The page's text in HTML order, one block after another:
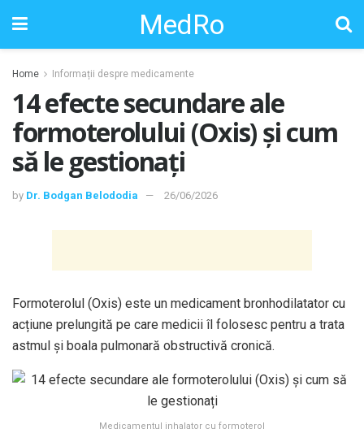
MedRo
Home Informații despre medicamente
14 efecte secundare ale
formoterolului (Oxis) și cum
să le gestionați
by Dr. Bodgan Belododia 26/06/2026
Formoterolul (Oxis) este un medicament bronhodilatator cu
acțiune prelungită pe care medicii îl folosesc pentru a trata
astmul și boala pulmonară obstructivă cronică.
Medicamentul inhalator cu formoterol